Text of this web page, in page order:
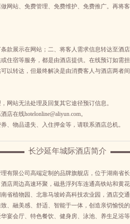
网站、免费管理、免费维护、免费推广。再将
款展示在网站；二、将客人需求信息转达至酒
住宿等服务，都是由酒店提供。在线预订如需
以转达，但最终解决是由消费客人与酒店两者间
网站无法处理及回复其它途径预订信息。
在线hotelonline@aliyun.com。
、物品遗失、入住押金等，请联系酒店总机。
长沙延年城际酒店简介
有限公司高端定制的品牌旗舰店，位于湖南省
店周边高速环聚，磁悬浮列车连通高铁站和黄
省植物园、北靠马坡岭高科技农业园，酒店交通
、融美感、舒适、智能于一体，创造亲切愉悦
宴会厅、特色餐饮、健身房、泳池、养生足浴